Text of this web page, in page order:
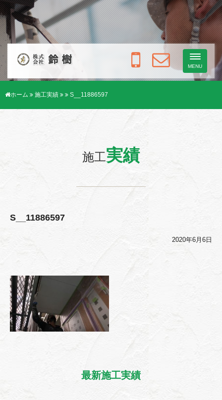
Toggle
MENU
ホーム 施工実績 S__11886597
施工実績
S__11886597
2020年6月6日
最新施工実績